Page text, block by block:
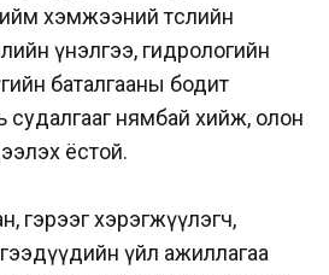
ийм хэмжээний төслийн
үнэлгээ, гидрологийн
баталгааны бодит
судалгааг нямбай хийж, олон
ёстой.
гэрээг хэрэгжүүлэгч,
үйл ажиллагаа